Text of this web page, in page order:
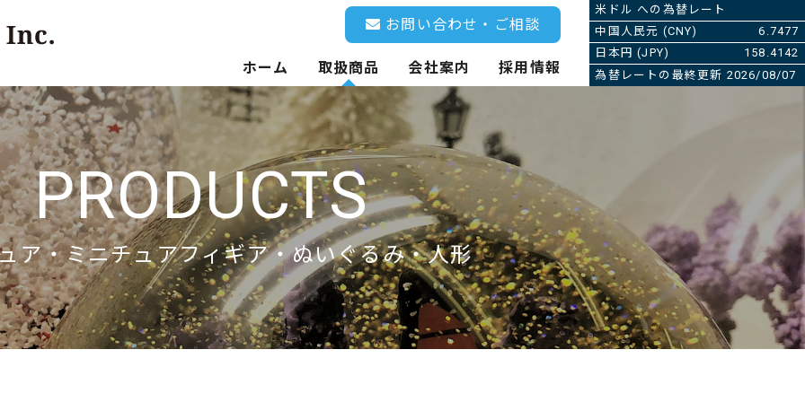
お問い合わせ・ご相談
ホーム 取扱商品 会社案内 採用情報
米ドル への為替レート
中国人民元 (CNY)
6.7477
日本円 (JPY)
158.4142
為替レートの最終更新 2026/08/07
PRODUCTS
ア・ミニチュアフィギア・ぬいぐるみ・人形